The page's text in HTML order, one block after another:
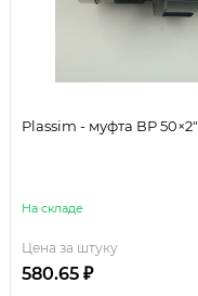
Plassim - муфта ВР 50×2"
На складе
Цена за штуку
580.65 ₽